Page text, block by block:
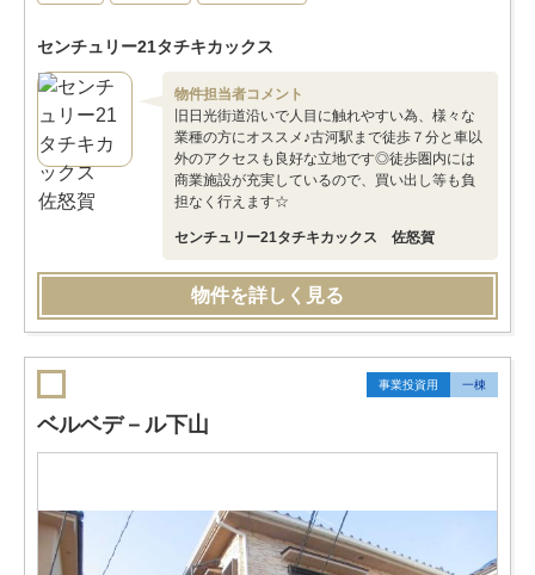
センチュリー21タチキカックス
物件担当者コメント
旧日光街道沿いで人目に触れやすい為、様々な
業種の方にオススメ♪古河駅まで徒歩７分と車以
外のアクセスも良好な立地です◎徒歩圏内には
商業施設が充実しているので、買い出し等も負
担なく行えます☆
センチュリー21タチキカックス 佐怒賀
物件を詳しく見る
事業投資用 一棟
ベルベデ－ル下山